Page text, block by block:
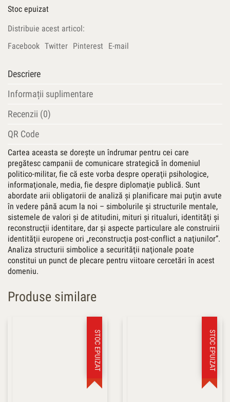
Stoc epuizat
Distribuie acest articol:
Facebook Twitter Pinterest E-mail
Descriere
Informații suplimentare
Recenzii (0)
QR Code
Cartea aceasta se doreşte un îndrumar pentru cei care
pregătesc campanii de comunicare strategică în domeniul
politico-militar, fie că este vorba despre operaţii psihologice,
informaţionale, media, fie despre diplomaţie publică. Sunt
abordate arii obligatorii de analiză şi planificare mai puţin avute
în vedere până acum la noi – simbolurile şi structurile mentale,
sistemele de valori şi de atitudini, mituri şi ritualuri, identităţi şi
reconstrucţii identitare, dar şi aspecte particulare ale construirii
identităţii europene ori „reconstrucţia post-conflict a naţiunilor”.
Analiza structurii simbolice a securităţii naţionale poate
constitui un punct de plecare pentru viitoare cercetări în acest
domeniu.
Produse similare
STOC EPUIZAT STOC EPUIZAT